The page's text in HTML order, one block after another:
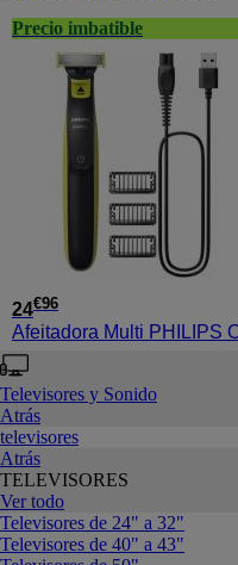
Precio imbatible
24€96
Afeitadora Multi PHILIPS
Televisores y Sonido
Atrás
televisores
Atrás
TELEVISORES
Ver todo
Televisores de 24" a 32"
Televisores de 40" a 43"